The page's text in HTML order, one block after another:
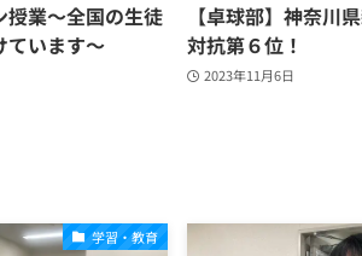
授業～全国の生徒
ています～
【卓球部】神奈川
対抗第６位！
2023年11月6日
学習・教育